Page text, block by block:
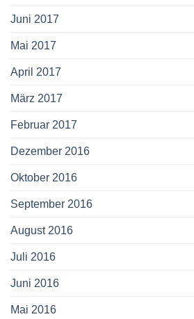
Juni 2017
Mai 2017
April 2017
März 2017
Februar 2017
Dezember 2016
Oktober 2016
September 2016
August 2016
Juli 2016
Juni 2016
Mai 2016